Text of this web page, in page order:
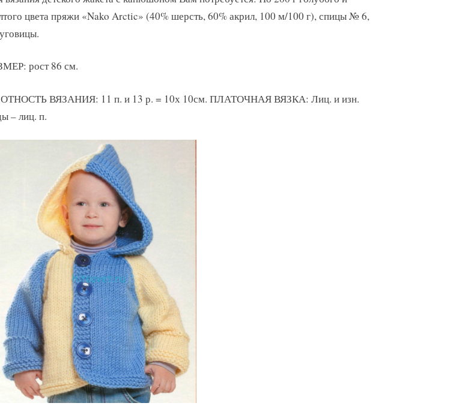
капюшоном
цвета пряжи «Nako Arctic» (40% шерсть, 60% акрил, 100 м/100 г), спицы № 6,
рост 86 см.
ВЯЗАНИЯ: 11 п. и 13 р. = 10х 10см. ПЛАТОЧНАЯ ВЯЗКА: Лиц. и изн.
– лиц. п.